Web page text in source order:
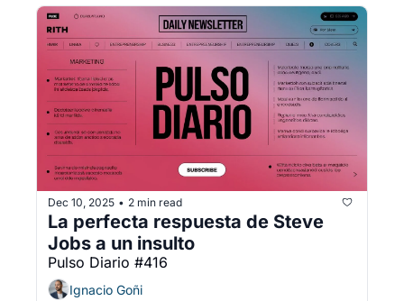
Dec 10, 2025 • 2 min read
La perfecta respuesta de Steve
Jobs a un insulto
Pulso Diario #416
Ignacio Goñi